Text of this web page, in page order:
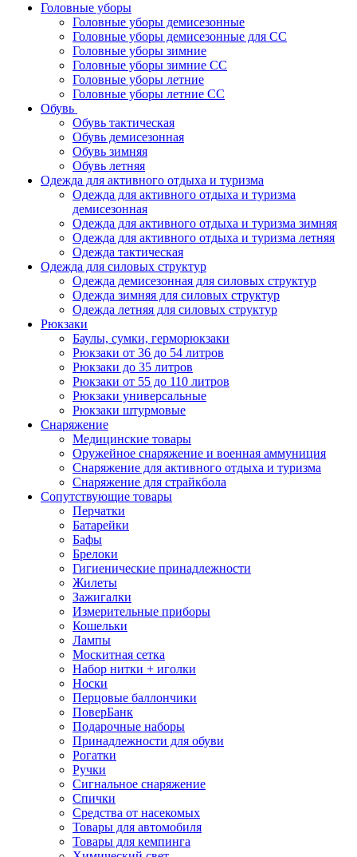
Головные уборы
Головные уборы демисезонные
Головные уборы демисезонные для СС
Головные уборы зимние
Головные уборы зимние СС
Головные уборы летние
Головные уборы летние СС
Обувь
Обувь тактическая
Обувь демисезонная
Обувь зимняя
Обувь летняя
Одежда для активного отдыха и туризма
Одежда для активного отдыха и туризма
демисезонная
Одежда для активного отдыха и туризма зимняя
Одежда для активного отдыха и туризма летняя
Одежда тактическая
Одежда для силовых структур
Одежда демисезонная для силовых структур
Одежда зимняя для силовых структур
Одежда летняя для силовых структур
Рюкзаки
Баулы, сумки, герморюкзаки
Рюкзаки от 36 до 54 литров
Рюкзаки до 35 литров
Рюкзаки от 55 до 110 литров
Рюкзаки универсальные
Рюкзаки штурмовые
Снаряжение
Медицинские товары
Оружейное снаряжение и военная аммуниция
Снаряжение для активного отдыха и туризма
Снаряжение для страйкбола
Сопутствующие товары
Перчатки
Батарейки
Бафы
Брелоки
Гигиенические принадлежности
Жилеты
Зажигалки
Измерительные приборы
Кошельки
Лампы
Москитная сетка
Набор нитки + иголки
Носки
Перцовые баллончики
ПоверБанк
Подарочные наборы
Принадлежности для обуви
Рогатки
Ручки
Сигнальное снаряжение
Спички
Средства от насекомых
Товары для автомобиля
Товары для кемпинга